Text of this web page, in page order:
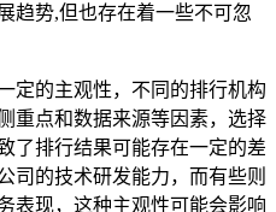
趋势,但也存在着一些不可忽
定的主观性，不同的排行机构
重点和数据来源等因素，选择
了排行结果可能存在一定的差
司的技术研发能力，而有些则
表现，这种主观性可能会影响